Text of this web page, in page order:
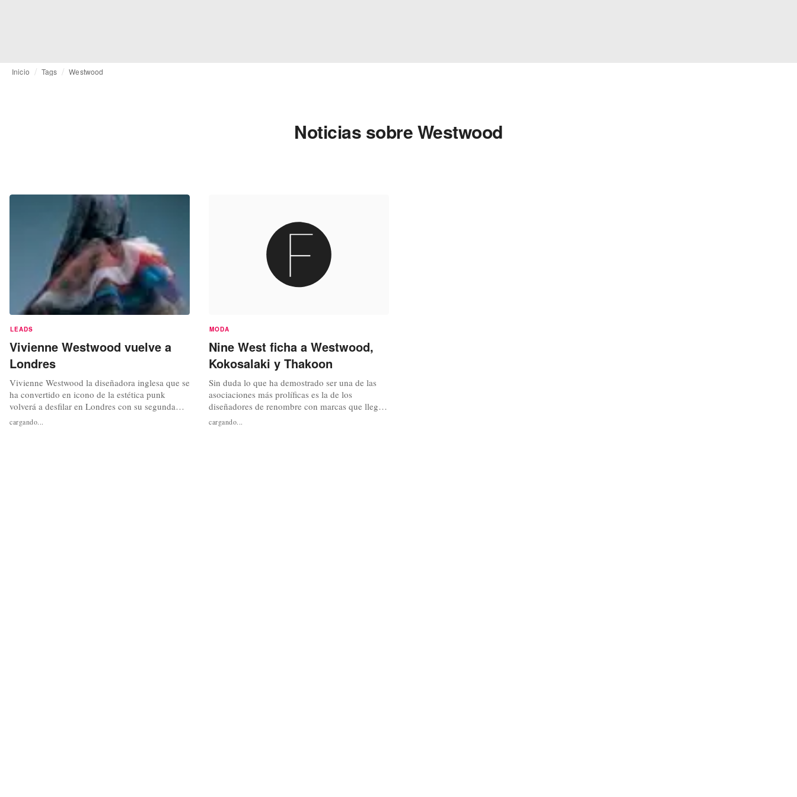
Inicio Tags Westwood
Noticias sobre Westwood
LEADS
Vivienne Westwood vuelve a
Londres
Vivienne Westwood la diseñadora inglesa que se
ha convertido en icono de la estética punk
volverá a desfilar en Londres con su segunda
línea Red Label después de nueve años de
ausencia. El aumento de las ventas de sus
cargando...
MODA
Nine West ficha a Westwood,
Kokosalaki y Thakoon
Sin duda lo que ha demostrado ser una de las
asociaciones más prolíficas es la de los
diseñadores de renombre con marcas que llegan
a un público más amplio. El beneficio es mutuo
y así lo ha querido experimentar la firma Nine
cargando...